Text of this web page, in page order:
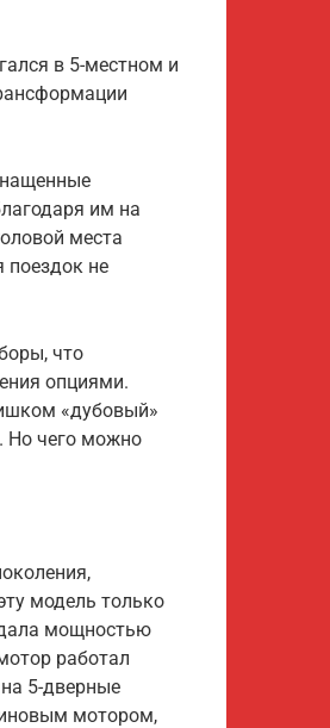
в 5-местном и
им на
места
поездок не
что
опциями.
«дубовый»
Но чего можно
модель только
мощностью
работал
5-дверные
мотором,